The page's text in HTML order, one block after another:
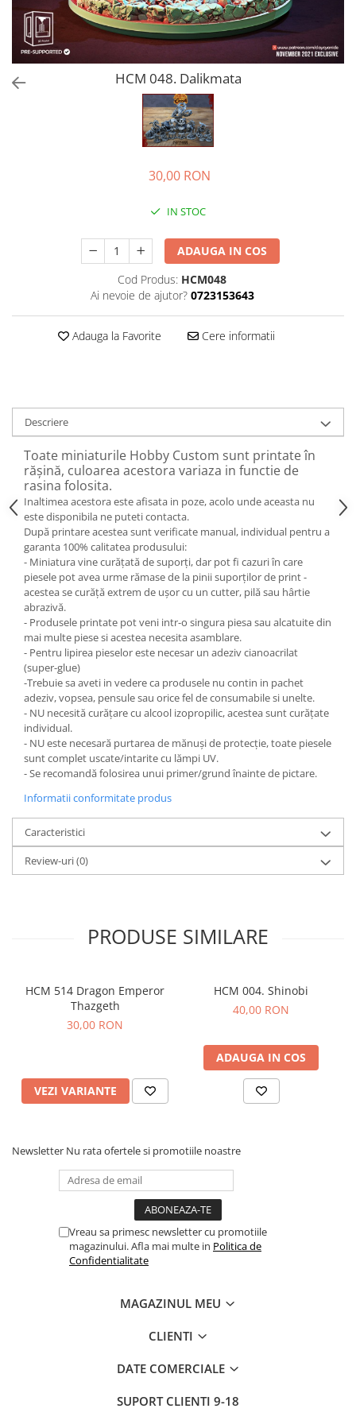
HCM 048. Dalikmata
30,00 RON
IN STOC
ADAUGA IN COS
Cod Produs: HCM048
Ai nevoie de ajutor? 0723153643
Adauga la Favorite Cere informatii
Descriere
Toate miniaturile Hobby Custom sunt printate în
rășină, culoarea acestora variaza in functie de
rasina folosita.
Inaltimea acestora este afisata in poze, acolo unde aceasta nu
este disponibila ne puteti contacta.
După printare acestea sunt verificate manual, individual pentru a
garanta 100% calitatea produsului:
- Miniatura vine curățată de suporți, dar pot fi cazuri în care
piesele pot avea urme rămase de la pinii suporților de print -
acestea se curăță extrem de ușor cu un cutter, pilă sau hârtie
abrazivă.
- Produsele printate pot veni intr-o singura piesa sau alcatuite din
mai multe piese si acestea necesita asamblare.
- Pentru lipirea pieselor este necesar un adeziv cianoacrilat
(super-glue)
-Trebuie sa aveti in vedere ca produsele nu contin in pachet
adeziv, vopsea, pensule sau orice fel de consumabile si unelte.
- NU necesită curățare cu alcool izopropilic, acestea sunt curățate
individual.
- NU este necesară purtarea de mănuși de protecție, toate piesele
sunt complet uscate/intarite cu lămpi UV.
- Se recomandă folosirea unui primer/grund înainte de pictare.
Informatii conformitate produs
Caracteristici
Review-uri(0)
PRODUSE SIMILARE
HCM 514 Dragon Emperor
Thazgeth
30,00 RON
VEZI VARIANTE
HCM 004. Shinobi
40,00 RON
ADAUGA IN COS
Newsletter Nu rata ofertele si promotiile noastre
Vreau sa primesc newsletter cu promotiile
magazinului. Afla mai multe in Politica de
Confidentialitate
MAGAZINUL MEU
CLIENTI
DATE COMERCIALE
SUPORT CLIENTI 9-18